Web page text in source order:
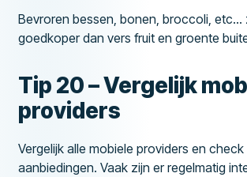
Bevroren bessen, bonen, broccoli, etc…
goedkoper dan vers fruit en groente
Tip 20 – Vergelijk
providers
Vergelijk alle mobiele providers en check
aanbiedingen. Vaak zijn er regelmatig